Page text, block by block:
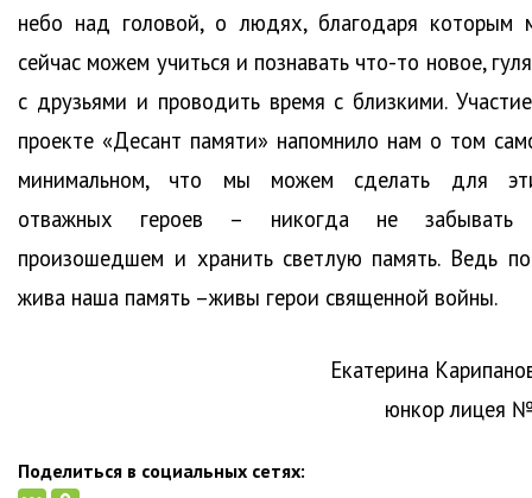
небо над головой, о людях, благодаря которым
сейчас можем учиться и познавать что-то новое,
с друзьями и проводить время с близкими.
проекте «Десант памяти» напомнило нам о том
минимальном, что мы можем сделать для
отважных героев – никогда не
произошедшем и хранить светлую память. Ведь
жива наша память –живы герои священной войны.
Екатерина
юнкор лицея
Поделиться в социальных сетях: